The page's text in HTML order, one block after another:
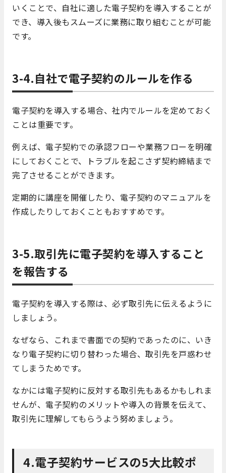
いくことで、自社に適した電子契約を導入することが
でき、導入後もスムーズに業務に取り組むことが可能
です。
3-4.自社で電子契約のルールを作る
電子契約を導入する場合、社内でルールを定めておく
ことは重要です。
例えば、電子契約での承認フローや業務フローを明確
にしておくことで、トラブルを起こさず契約締結まで
完了させることができます。
定期的に講座を開催したり、電子契約のマニュアルを
作成したりしておくこともおすすめです。
3-5.取引先に電子契約を導入すること
を報告する
電子契約を導入する際は、必ず取引先に伝えるように
しましょう。
なぜなら、これまで書面での契約であったのに、いき
なり電子契約に切り替わった場合、取引先を戸惑わせ
てしまうためです。
なかには電子契約に反対する取引先もあるかもしれま
せんが、電子契約のメリットや導入の背景を伝えて、
取引先に理解してもらうよう努めましょう。
4.電子契約サービスの5大比較ポ